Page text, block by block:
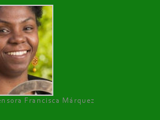
Francisca Márquez